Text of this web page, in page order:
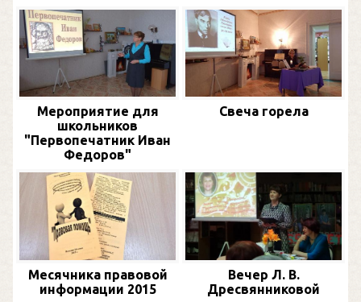
Мероприятие для
школьников
"Первопечатник Иван
Федоров"
Свеча горела
Месячника правовой
информации 2015
Вечер Л. В.
Дресвянниковой